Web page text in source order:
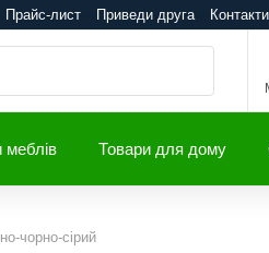
Прайс-лист Приведи друга Контакти
Товари для дому
чорно-сірий